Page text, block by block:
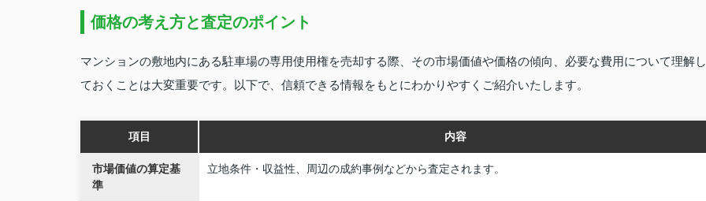
価格の考え方と査定のポイント
マンションの敷地内にある駐車場の専用使用権を売却する際、その市場価値や価格の傾向、必要な費用について理解し
ておくことは大変重要です。以下で、信頼できる情報をもとにわかりやすくご紹介いたします。
項目 内容
市場価値の算定基
準
立地条件・収益性、周辺の成約事例などから査定されます。